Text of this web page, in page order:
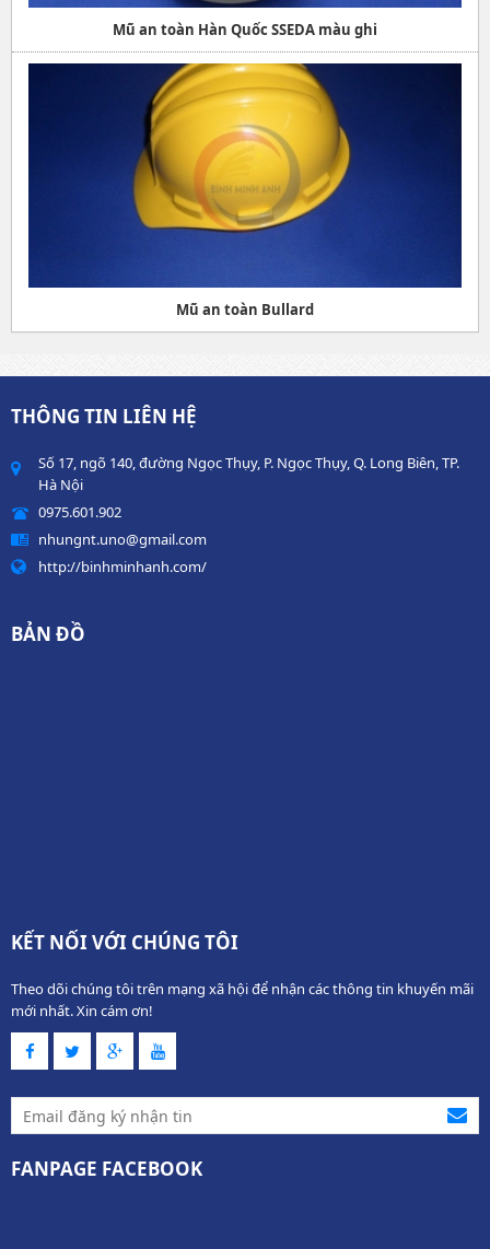
Mũ an toàn Hàn Quốc SSEDA màu ghi
Mũ an toàn Bullard
THÔNG TIN LIÊN HỆ
Số 17, ngõ 140, đường Ngọc Thụy, P. Ngọc Thụy, Q. Long Biên, TP.
Hà Nội
0975.601.902
nhungnt.uno@gmail.com
http://binhminhanh.com/
BẢN ĐỒ
KẾT NỐI VỚI CHÚNG TÔI
Theo dõi chúng tôi trên mạng xã hội để nhận các thông tin khuyến mãi
mới nhất. Xin cám ơn!
FANPAGE FACEBOOK